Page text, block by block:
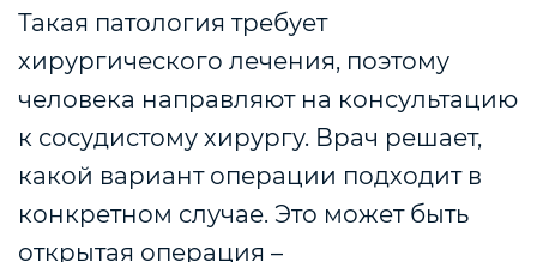
Такая патология требует
хирургического лечения, поэтому
человека направляют на консультацию
к сосудистому хирургу. Врач решает,
какой вариант операции подходит в
конкретном случае. Это может быть
открытая операция –